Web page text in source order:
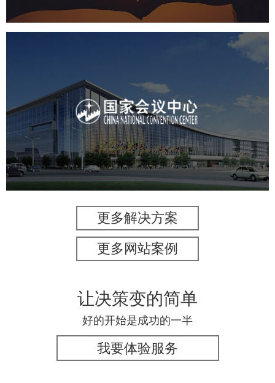
国家会议中心
专业服务 网站建设 网站设计
更多解决方案
更多网站案例
让决策变的简单
好的开始是成功的一半
我要体验服务